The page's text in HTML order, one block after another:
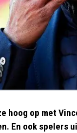
hoog op met
En ook spelers